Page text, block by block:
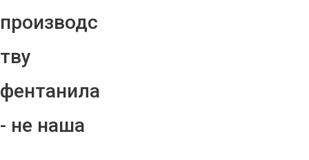
производс
тву
фентанила
- не наша